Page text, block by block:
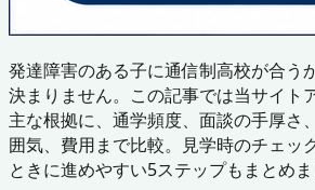
発達障害のある子に通信制高校が合う
決まりません。この記事では当サイト
主な根拠に、通学頻度、面談の手厚さ
囲気、費用まで比較。見学時のチェッ
ときに進めやすい5ステップもまとめま